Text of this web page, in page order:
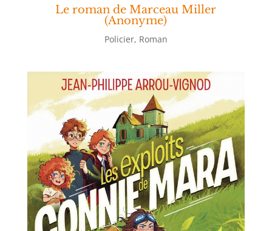
Le roman de Marceau Miller
(Anonyme)
Policier, Roman